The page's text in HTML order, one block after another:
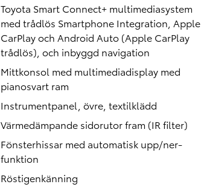
Toyota Smart Connect+ multimediasystem
med trådlös Smartphone Integration, Apple
CarPlay och Android Auto (Apple CarPlay
trådlös), och inbyggd navigation
Mittkonsol med multimediadisplay med
pianosvart ram
Instrumentpanel, övre, textilklädd
Värmedämpande sidorutor fram (IR filter)
Fönsterhissar med automatisk upp/ner-
funktion
Röstigenkänning